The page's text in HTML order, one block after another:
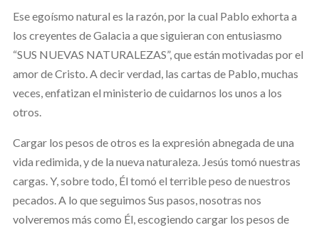
Ese egoísmo natural es la razón, por la cual Pablo exhorta a
los creyentes de Galacia a que siguieran con entusiasmo
“SUS NUEVAS NATURALEZAS”, que están motivadas por el
amor de Cristo. A decir verdad, las cartas de Pablo, muchas
veces, enfatizan el ministerio de cuidarnos los unos a los
otros.
Cargar los pesos de otros es la expresión abnegada de una
vida redimida, y de la nueva naturaleza. Jesús tomó nuestras
cargas. Y, sobre todo, Él tomó el terrible peso de nuestros
pecados. A lo que seguimos Sus pasos, nosotras nos
volveremos más como Él, escogiendo cargar los pesos de